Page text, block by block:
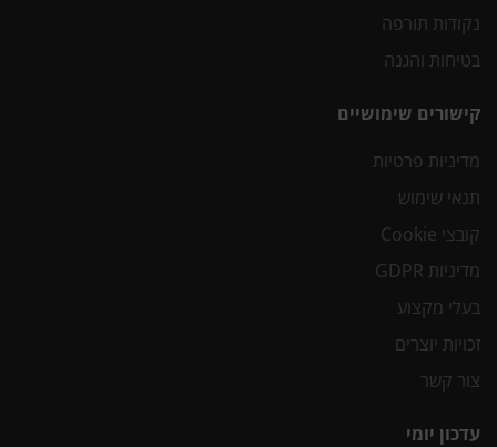
נקודות תורפה
בטיחות והגנה
קישורים שימושיים
מדיניות פרטיות
תנאי שימוש
קובצי Cookie
מדיניות GDPR
בעלי מקצוע
זכויות יוצרים
צור קשר
עדכון יומי